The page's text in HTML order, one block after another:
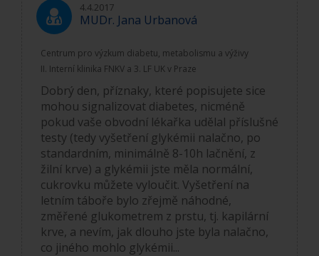
4.4.2017
MUDr. Jana Urbanová
Centrum pro výzkum diabetu, metabolismu a výživy
II. Interní klinika FNKV a 3. LF UK v Praze
Dobrý den, příznaky, které popisujete sice
mohou signalizovat diabetes, nicméně
pokud vaše obvodní lékařka udělal příslušné
testy (tedy vyšetření glykémii nalačno, po
standardním, minimálně 8-10h lačnění, z
žilní krve) a glykémii jste měla normální,
cukrovku můžete vyloučit. Vyšetření na
letním táboře bylo zřejmě náhodné,
změřené glukometrem z prstu, tj. kapilární
krve, a nevím, jak dlouho jste byla nalačno,
co jiného mohlo glykémii...